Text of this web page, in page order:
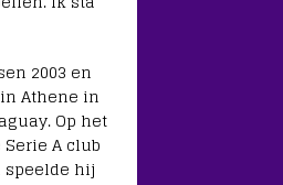
2003 en
Athene in
Op het
A club
hij